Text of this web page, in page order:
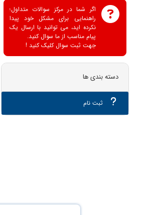
اگر شما در مرکز سوالات متداول؛
راهنمایی برای مشکل خود پیدا
نکرده اید، می توانید با ارسال یک
پیام مناسب از ما سوال کنید.
جهت ثبت سوال کلیک کنید !
دسته بندی ها
ثبت نام